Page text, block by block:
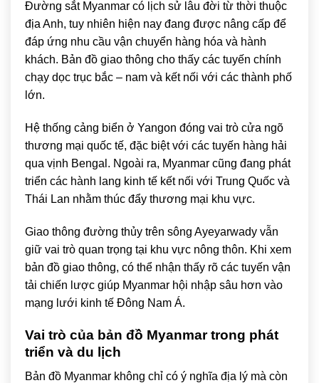
Đường sắt Myanmar có lịch sử lâu đời từ thời thuộc
địa Anh, tuy nhiên hiện nay đang được nâng cấp để
đáp ứng nhu cầu vận chuyển hàng hóa và hành
khách. Bản đồ giao thông cho thấy các tuyến chính
chạy dọc trục bắc – nam và kết nối với các thành phố
lớn.
Hệ thống cảng biển ở Yangon đóng vai trò cửa ngõ
thương mại quốc tế, đặc biệt với các tuyến hàng hải
qua vịnh Bengal. Ngoài ra, Myanmar cũng đang phát
triển các hành lang kinh tế kết nối với Trung Quốc và
Thái Lan nhằm thúc đẩy thương mại khu vực.
Giao thông đường thủy trên sông Ayeyarwady vẫn
giữ vai trò quan trọng tại khu vực nông thôn. Khi xem
bản đồ giao thông, có thể nhận thấy rõ các tuyến vận
tải chiến lược giúp Myanmar hội nhập sâu hơn vào
mạng lưới kinh tế Đông Nam Á.
Vai trò của bản đồ Myanmar trong phát
triển và du lịch
Bản đồ Myanmar không chỉ có ý nghĩa địa lý mà còn